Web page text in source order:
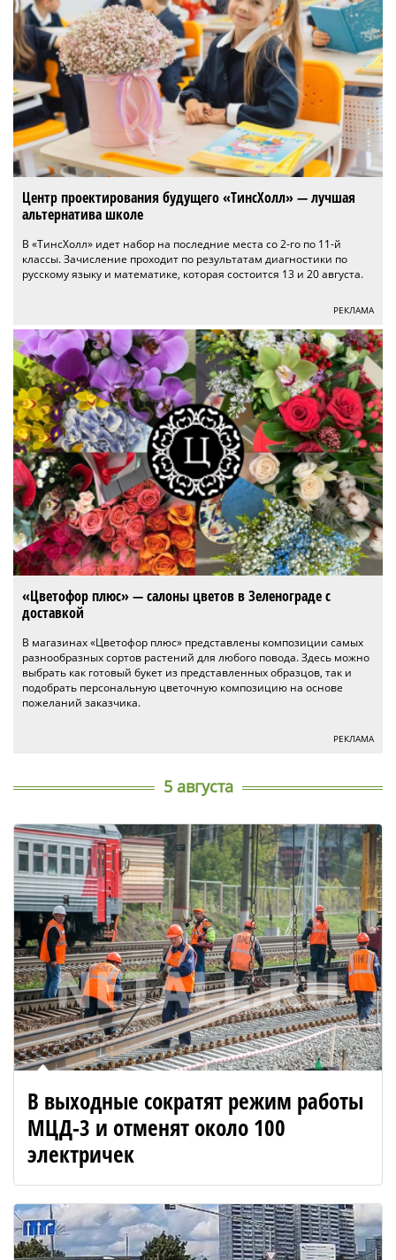
Центр проектирования будущего «ТинсХолл» — лучшая
альтернатива школе
В «ТинсХолл» идет набор на последние места со 2-го по 11-й
классы. Зачисление проходит по результатам диагностики по
русскому языку и математике, которая состоится 13 и 20 августа.
РЕКЛАМА
«Цветофор плюс» — салоны цветов в Зеленограде с
доставкой
В магазинах «Цветофор плюс» представлены композиции самых
разнообразных сортов растений для любого повода. Здесь можно
выбрать как готовый букет из представленных образцов, так и
подобрать персональную цветочную композицию на основе
пожеланий заказчика.
РЕКЛАМА
5 августа
В выходные сократят режим работы
МЦД-3 и отменят около 100
электричек